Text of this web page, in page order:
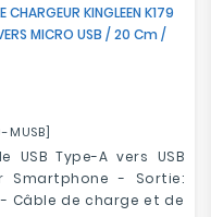
CHARGEUR KINGLEEN K179
MICRO USB / 20 Cm /
MUSB]
USB Type-A vers USB
Smartphone - Sortie:
- Câble de charge et de